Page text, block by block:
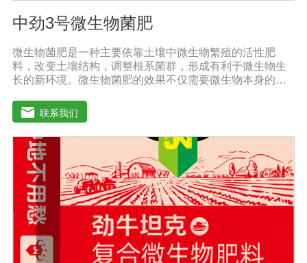
中劲3号微生物菌肥
微生物菌肥是一种主要依靠土壤中微生物繁殖的活性肥
料，改变土壤结构，调整根系菌群，形成有利于微生物生
长的新环境。微生物菌肥的效果不仅需要微生物本身的活
规模繁殖，在植物根系周围形成有利的种群，防止其他有
害细菌的生命活动，分解土壤有机物，促进土壤颗粒的形
成，通过有益细菌的活性疏松土壤好地调节土壤疏松、肥
料、肥料、水、水、透气性，分解土壤中的农药残留，避
免农药残留对下一季度的作物造成损害。根系排放的有害
物质也能分解植物的生长过程。微生物菌肥的外部条件包
括温度、土壤湿度、土壤养分、光照强度和土壤酸碱度，
当微生物菌肥的数量和强度合适时，微生物菌肥可以发挥
正常作用。只有在适当的外部条件下，微生物菌肥才能发
挥正常作用。菌株繁殖较大，新陈代谢产生有利于植物生
长的元素，从而提高土壤肥力。空气中的氮可以部分利
用，通过有益细菌的生长代谢产生相应的酶和酸，分解土
联系我们